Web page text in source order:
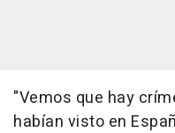
"Vemos que hay
habían visto en